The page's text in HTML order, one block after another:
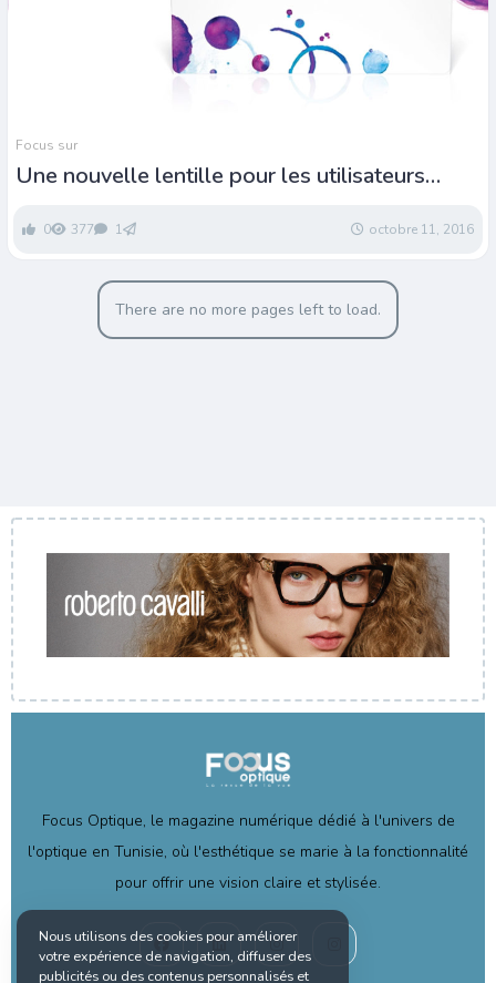
Focus sur
Une nouvelle lentille pour les utilisateurs
0 377 1 octobre 11, 2016
There are no more pages left to load.
Focus Optique, le magazine numérique dédié à l'univers de
l'optique en Tunisie, où l'esthétique se marie à la fonctionnalité
pour offrir une vision claire et stylisée.
Nous utilisons des cookies pour améliorer
votre expérience de navigation, diffuser des
publicités ou des contenus personnalisés et